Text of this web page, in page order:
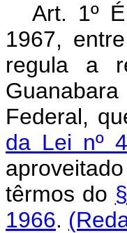
Art. 1º
1967,
regula a
Federal,
da Lei nº
têrmos do
1966.